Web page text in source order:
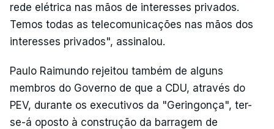
rede elétrica nas mãos de interesses privados.
Temos todas as telecomunicações nas mãos dos
interesses privados", assinalou.
Paulo Raimundo rejeitou também de alguns
membros do Governo de que a CDU, através do
PEV, durante os executivos da "Geringonça", ter-
se-á oposto à construção da barragem de